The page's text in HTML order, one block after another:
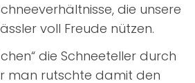
die unsere
voll Freude nützen.
die Schneeteller durch
man rutschte damit den